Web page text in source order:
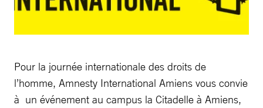
Pour la journée internationale des droits de
l’homme, Amnesty International Amiens vous convie
à un événement au campus la Citadelle à Amiens,